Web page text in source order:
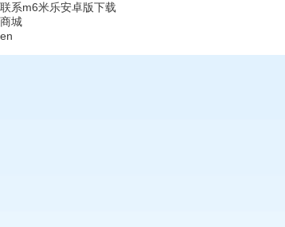
联系m6米乐安卓版下载
商城
en